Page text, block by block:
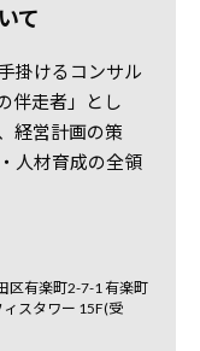
て
掛けるコンサル
伴走者」とし
経営計画の策
人材育成の全領
区有楽町2-7-1 有楽町
スタワー 15F(受